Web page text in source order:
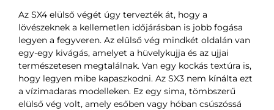
Az SX4 elülső végét úgy tervezték át, hogy a
lövészeknek a kellemetlen időjárásban is jobb fogása
legyen a fegyveren. Az elülső vég mindkét oldalán van
egy-egy kivágás, amelyet a hüvelykujja és az ujjai
természetesen megtalálnak. Van egy kockás textúra is,
hogy legyen mibe kapaszkodni. Az SX3 nem kínálta ezt
a vízimadaras modelleken. Ez egy sima, tömbszerű
elülső vég volt, amely esőben vagy hóban csúszóssá